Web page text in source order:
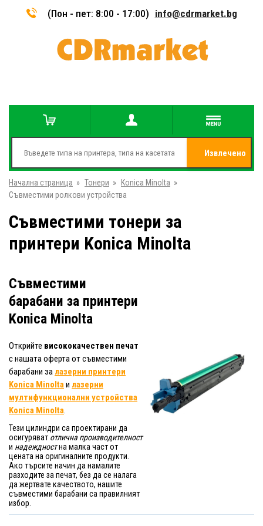
(Пон - пет: 8:00 - 17:00) info@cdrmarket.bg
Извлечено
Начална страница » Тонери » Konica Minolta »
Съвместими ролкови устройства
Съвместими тонери за
принтери Konica Minolta
Съвместими
барабани за принтери
Konica Minolta
Открийте висококачествен печат
с нашата оферта от съвместими
барабани за лазерни принтери
Konica Minoltaи лазерни
мултифункционални устройства
Konica Minolta.
Тези цилиндри са проектирани да
осигуряват отлична производителност
и надеждностна малка част от
цената на оригиналните продукти.
Ако търсите начин да намалите
разходите за печат, без да се налага
да жертвате качеството, нашите
съвместими барабани са правилният
избор.